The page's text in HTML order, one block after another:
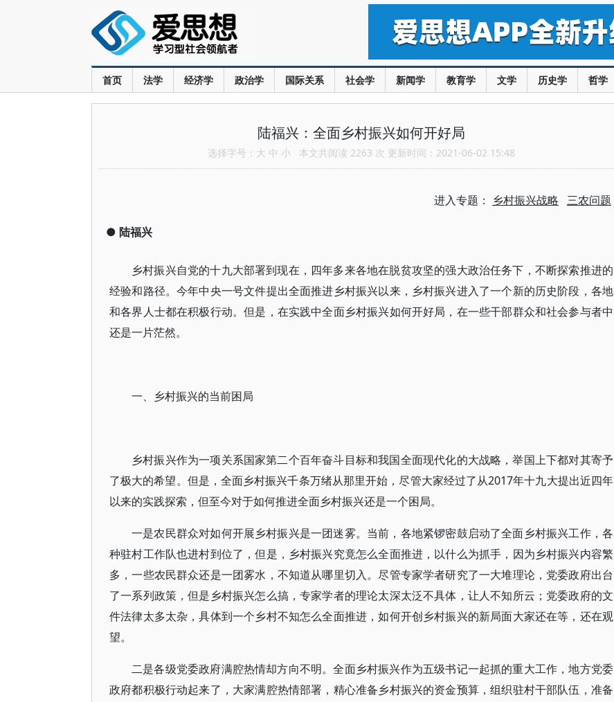
首页 法学 经济学 政治学 国际关系 社会学 新闻学 教育学 文学 历史学 哲学
陆福兴：全面乡村振兴如何开好局
选择字号： 大 中 小 本文共阅读 2263 次 更新时间：2021-06-02 15:48
进入专题： 乡村振兴战略 三农问题
● 陆福兴
乡村振兴自党的十九大部署到现在，四年多来各地在脱贫攻坚的强大政治任务下，不断探索推进的
经验和路径。今年中央一号文件提出全面推进乡村振兴以来，乡村振兴进入了一个新的历史阶段，各地
和各界人士都在积极行动。但是，在实践中全面乡村振兴如何开好局，在一些干部群众和社会参与者中
还是一片茫然。
一、乡村振兴的当前困局
乡村振兴作为一项关系国家第二个百年奋斗目标和我国全面现代化的大战略，举国上下都对其寄予
了极大的希望。但是，全面乡村振兴千条万绪从那里开始，尽管大家经过了从2017年十九大提出近四年
以来的实践探索，但至今对于如何推进全面乡村振兴还是一个困局。
一是农民群众对如何开展乡村振兴是一团迷雾。当前，各地紧锣密鼓启动了全面乡村振兴工作，各
种驻村工作队也进村到位了，但是，乡村振兴究竟怎么全面推进，以什么为抓手，因为乡村振兴内容繁
多，一些农民群众还是一团雾水，不知道从哪里切入。尽管专家学者研究了一大堆理论，党委政府出台
了一系列政策，但是乡村振兴怎么搞，专家学者的理论太深太泛不具体，让人不知所云；党委政府的文
件法律太多太杂，具体到一个乡村不知怎么全面推进，如何开创乡村振兴的新局面大家还在等，还在观
望。
二是各级党委政府满腔热情却方向不明。全面乡村振兴作为五级书记一起抓的重大工作，地方党委
政府都积极行动起来了，大家满腔热情部署，精心准备乡村振兴的资金预算，组织驻村干部队伍，准备